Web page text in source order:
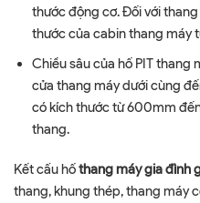
thước động cơ. Đối với
thước của cabin thang máy
Chiều sâu của hố PIT thang
cửa thang máy dưới cùng
có kích thước từ 600mm
thang.
Kết cấu hốthang máy gia đình
thang, khung thép, thang máy